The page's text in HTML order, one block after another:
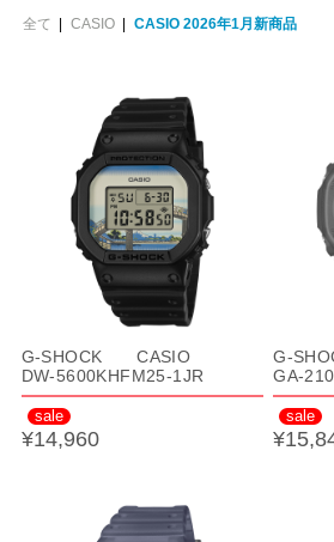
全て | CASIO | CASIO 2026年1月新商品
G-SHOCK CASIO
DW-5600KHFM25-1JR
sale
¥14,960
G-
GA-
sale